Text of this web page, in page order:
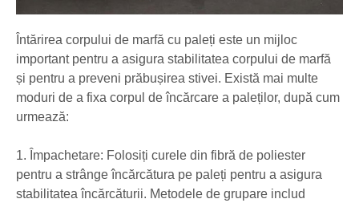
Întărirea corpului de marfă cu paleți este un mijloc
important pentru a asigura stabilitatea corpului de marfă
și pentru a preveni prăbușirea stivei. Există mai multe
moduri de a fixa corpul de încărcare a paleților, după cum
urmează:
1. Împachetare: Folosiți curele din fibră de poliester
pentru a strânge încărcătura pe paleți pentru a asigura
stabilitatea încărcăturii. Metodele de grupare includ